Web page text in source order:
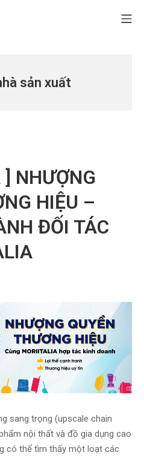
sản xuất
NHƯỢNG
HIỆU –
ĐỐI TÁC
sang trọng (upscale chain
nội thất và đồ gia dụng cao
có thể tìm thấy một loạt các